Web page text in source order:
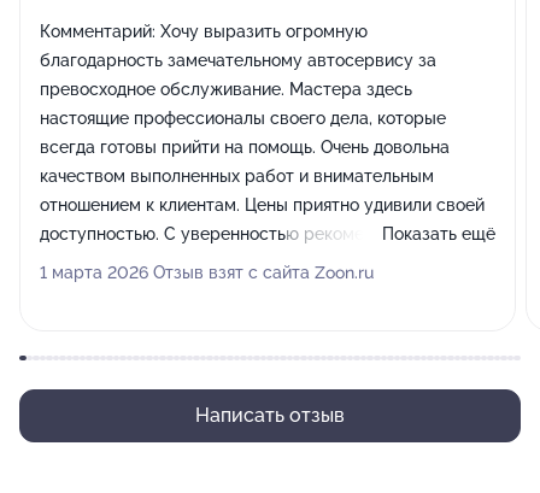
Комментарий: Хочу выразить огромную
благодарность замечательному автосервису за
превосходное обслуживание. Мастера здесь
настоящие профессионалы своего дела, которые
всегда готовы прийти на помощь. Очень довольна
качеством выполненных работ и внимательным
отношением к клиентам. Цены приятно удивили своей
доступностью. С уверенностью рекомендую этот
сервис всем своим знакомым!
Показать ещё
1 марта 2026 Отзыв взят с сайта Zoon.ru
Написать отзыв